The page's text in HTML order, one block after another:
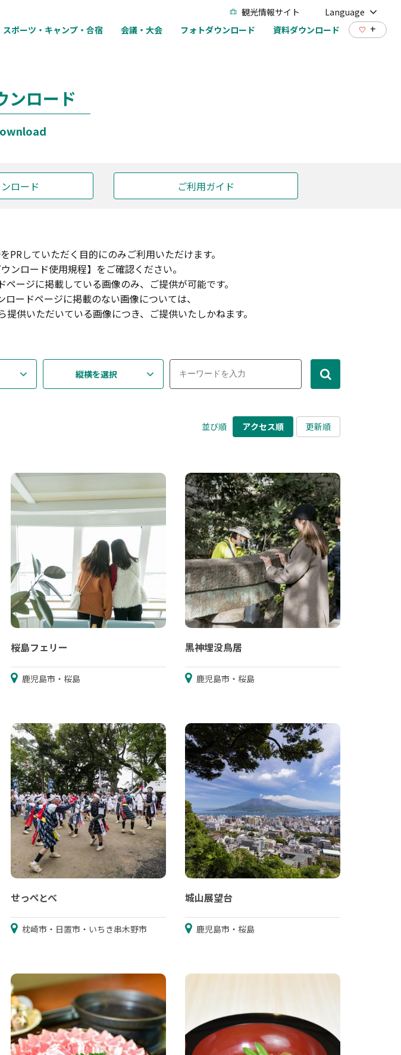
観光情報サイト
Language
スポーツ・キャンプ・合宿 会議・大会 フォトダウンロード 資料ダウンロード +
ンロード
ロード ご利用ガイド
していただく目的にのみご利用いただけます。
ンロード使用規程】をご確認ください。
ージに掲載している画像のみ、ご提供が可能です。
ードページに掲載のない画像については、
供いただいている画像につき、ご提供いたしかねます。
縦横を選択
並び順 アクセス順 更新順
桜島フェリー
鹿児島市・桜島
黒神埋没鳥居
鹿児島市・桜島
せっぺとべ
枕崎市・日置市・いちき串木野市
城山展望台
鹿児島市・桜島